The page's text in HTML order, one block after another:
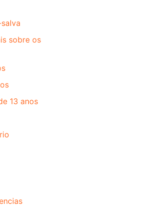
sobre os
13 anos